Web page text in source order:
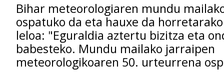
Bihar meteorologiaren mundu
ospatuko da eta hauxe da
leloa: "Eguraldia aztertu bizitza eta
babesteko. Mundu mailako jarraipen
meteorologikoaren 50. urteurrena